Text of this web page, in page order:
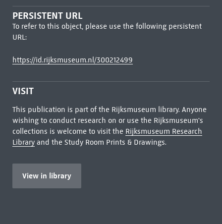
PERSISTENT URL
To refer to this object, please use the following persistent
URL:
https://id.rijksmuseum.nl/300212499
VISIT
This publication is part of the Rijksmuseum library. Anyone
wishing to conduct research on or use the Rijksmuseum's
collections is welcome to visit the Rijksmuseum Research
Libraryand the Study Room Prints & Drawings.
View in library